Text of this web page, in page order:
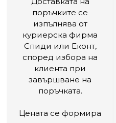
поръчките се
изпълнява от
куриерска фирма
Спиди или Еконт,
според избора на
клиента при
завършване на
поръчката.
Цената се формира